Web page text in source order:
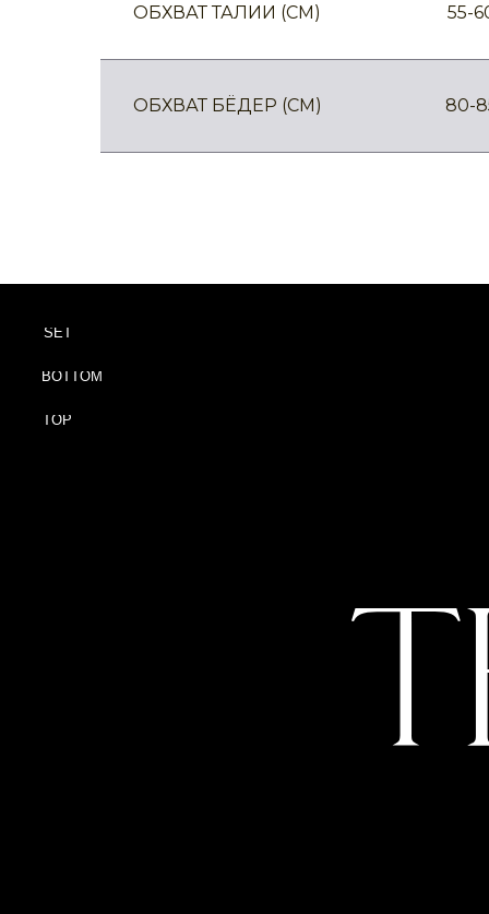
ОБХВАТ ТАЛИИ (CM) 55-
ОБХВАТ БЁДЕР (CM) 80-
SET
BOTTOM
TOP